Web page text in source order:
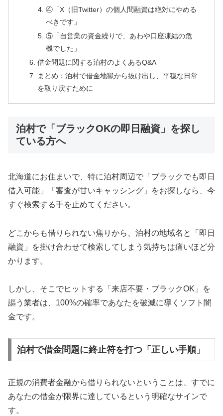
④「X（旧Twitter）の個人間融資は絶対にやめる
べきです」
⑤「自営業の資金繰りで、あわや口座凍結の危
機でした」
借金問題に関する泊村のよくあるQ&A
まとめ：泊村で借金地獄から抜け出し、平穏な日常
を取り戻すために
泊村で「ブラックOKの即日融資」を探し
ている方へ
北海道にお住まいで、特に泊村周辺で「ブラックでも即日
借入可能」「審査が甘いキャッシング」をお探しなら、今
すぐ検索する手を止めてください。
どこからも借りられない焦りから、泊村の地域名と「即日
融資」を掛け合わせて検索してしまう気持ちは痛いほど分
かります。
しかし、そこでヒットする「来店不要・ブラックOK」を
謳う業者は、100%の確率であなたを破滅に導くソフト闇
金です。
泊村で借金問題に終止符を打つ「正しい手順」
正規の消費者金融から借りられないということは、すでに
あなたの借金が限界に達しているという明確なサインで
す。